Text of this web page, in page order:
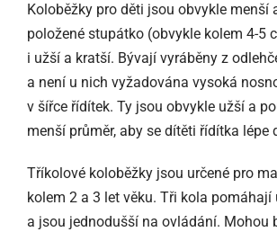
Koloběžky pro děti jsou obvykle menší
položené stupátko (obvykle kolem 4-5
i užší a kratší. Bývají vyráběny z
a není u nich vyžadována vysoká
v šířce řídítek. Ty jsou obvykle užší a
menší průměr, aby se dítěti řídítka lépe
Tříkolové koloběžky jsou určené pro
kolem 2 a 3 let věku. Tři kola
a jsou jednodušší na ovládání. Mohou